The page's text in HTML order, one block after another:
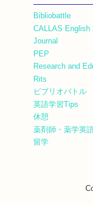
Bibliobattle
CALLAS English
Journal
PEP
Research and
Rits
ビブリオバトル
英語学習Tips
休憩
薬剤師・薬学英
留学